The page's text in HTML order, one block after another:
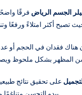
الجسم الرياض فرقًا
هناك فقدان في الحجم أو
على تحقيق نتائج